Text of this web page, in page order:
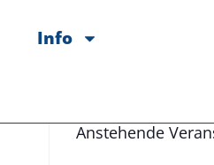
Info
Anstehende